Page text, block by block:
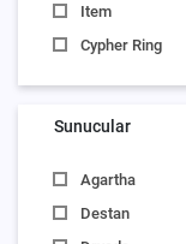
Item
Cypher Ring
Sunucular
Agartha
Destan